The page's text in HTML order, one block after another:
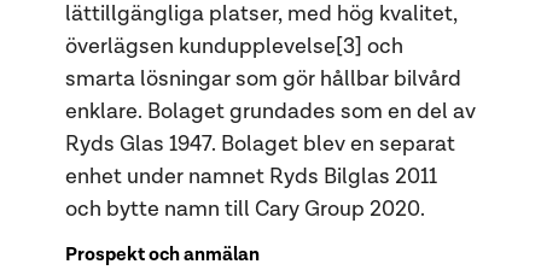
lättillgängliga platser, med hög kvalitet,
överlägsen kundupplevelse[3] och
smarta lösningar som gör hållbar bilvård
enklare. Bolaget grundades som en del av
Ryds Glas 1947. Bolaget blev en separat
enhet under namnet Ryds Bilglas 2011
och bytte namn till Cary Group 2020.
Prospekt och anmälan